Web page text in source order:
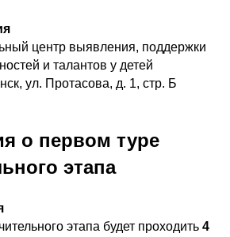
центр выявления, поддержки
и талантов у детей
ул. Протасова, д. 1, стр. Б
о первом туре
этапа
этапа будет проходить 4